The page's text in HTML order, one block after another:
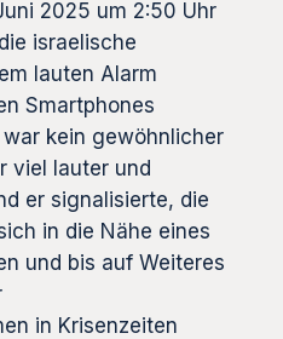
2025 um 2:50 Uhr
israelische
lauten Alarm
Smartphones
kein gewöhnlicher
viel lauter und
er signalisierte, die
in die Nähe eines
und bis auf Weiteres
in Krisenzeiten